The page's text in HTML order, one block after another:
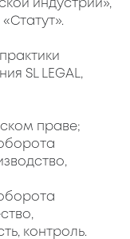
индустрии»,
SL LEGAL,
праве;
контроль.